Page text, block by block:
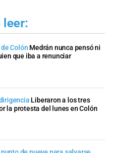
leer:
Colón Medrán nunca pensó ni
que iba a renunciar
Liberaron a los tres
la protesta del lunes en Colón